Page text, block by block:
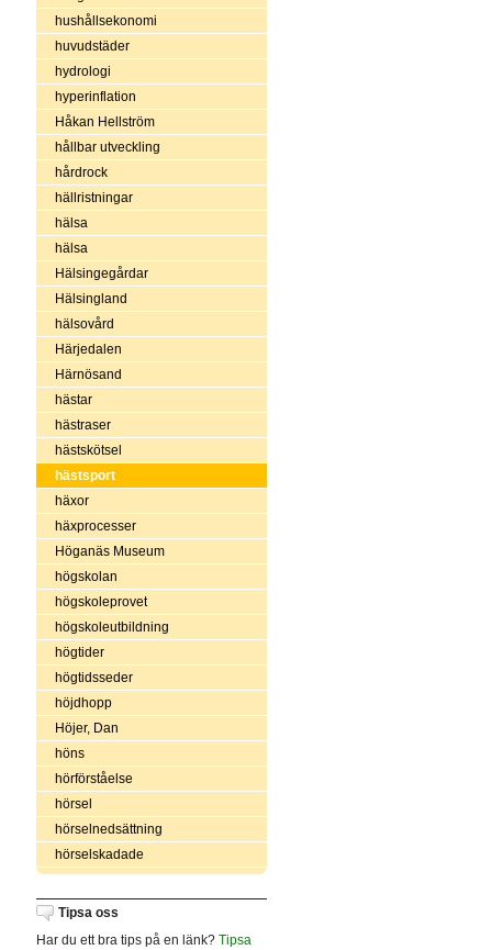
hushållsekonomi
huvudstäder
hydrologi
hyperinflation
Håkan Hellström
hållbar utveckling
hårdrock
hällristningar
hälsa
hälsa
Hälsingegårdar
Hälsingland
hälsovård
Härjedalen
Härnösand
hästar
hästraser
hästskötsel
hästsport
häxor
häxprocesser
Höganäs Museum
högskolan
högskoleprovet
högskoleutbildning
högtider
högtidsseder
höjdhopp
Höjer, Dan
höns
hörförståelse
hörsel
hörselnedsättning
hörselskadade
Tipsa oss
Har du ett bra tips på en länk? Tipsa